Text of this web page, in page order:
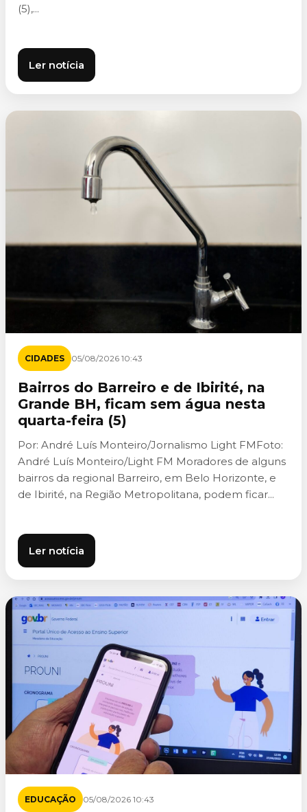
(5),...
Ler notícia
CIDADES 05/08/2026 10:43
Bairros do Barreiro e de Ibirité, na
Grande BH, ficam sem água nesta
quarta-feira (5)
Por: André Luís Monteiro/Jornalismo Light FMFoto:
André Luís Monteiro/Light FM Moradores de alguns
bairros da regional Barreiro, em Belo Horizonte, e
de Ibirité, na Região Metropolitana, podem ficar...
Ler notícia
EDUCAÇÃO 05/08/2026 10:43